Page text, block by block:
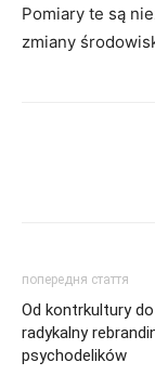
Pomiary te są
zmiany
попередня стаття
Od kontrkultury do
radykalny
psychodelików